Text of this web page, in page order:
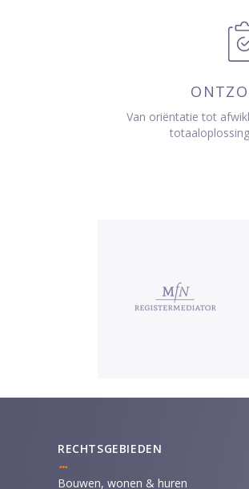
Van oriëntatie tot
RECHTSGEBIEDEN
Bouwen, wonen & huren